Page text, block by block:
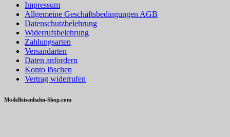
Impressum
Allgemeine Geschäftsbedingungen AGB
Datenschutzbelehrung
Widerrufsbelehrung
Zahlungsarten
Versandarten
Daten anfordern
Konto löschen
Vertrag widerrufen
Modelleisenbahn-Shop.com